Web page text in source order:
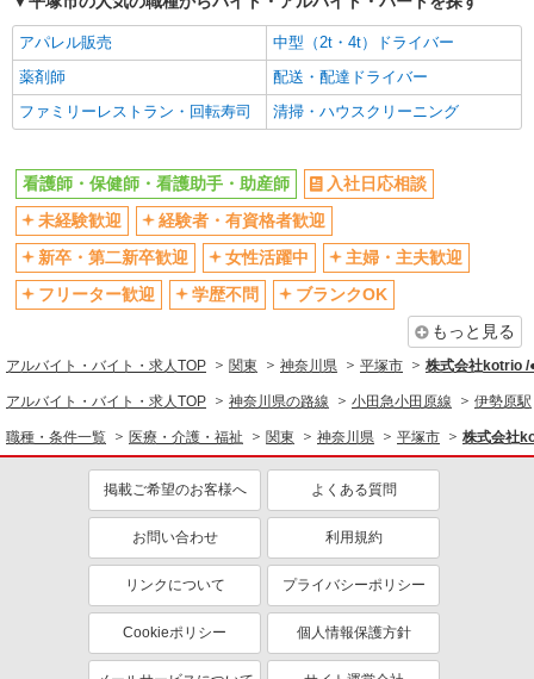
高収入・高額
ボーナス・賞与あり
昇給あり
完全週休2日制
フルタイム歓迎
禁煙・分煙
駅直結・駅チカ
車通勤OK
残業少なめ（月20h未満）
交通費支給
社会保険あり
産休・育休取得実績あり
退職金・財形貯蓄制度あり
各種手当（家族・役職・インセン
ティブなど）あり
制服貸与
研修制度あり
同じ職種から求人を探す
看護師・保健師・看護助手・助産師
同じ特徴から求人を探す
ミドル（40代～）活躍中
ボーナス・賞与あり
交通費支給
社会保険あり
産休・育休取得実績あり
アパレル販売
中型（2t・4t）ドライバー
薬剤師
配送・配達ドライバー
ファミリーレストラン・回転寿司
清掃・ハウスクリーニング
看護師・保健師・看護助手・助産師
入社日応相談
未経験歓迎
経験者・有資格者歓迎
新卒・第二新卒歓迎
女性活躍中
主婦・主夫歓迎
フリーター歓迎
学歴不問
ブランクOK
もっと見る
アルバイト・バイト・求人TOP 関東 神奈川県 平塚市 株式会社kotrio /
アルバイト・バイト・求人TOP 神奈川県の路線 小田急小田原線 伊勢原駅
職種・条件一覧 医療・介護・福祉 関東 神奈川県 平塚市 株式会社
掲載ご希望のお客様へ よくある質問
お問い合わせ 利用規約
リンクについて プライバシーポリシー
Cookieポリシー 個人情報保護方針